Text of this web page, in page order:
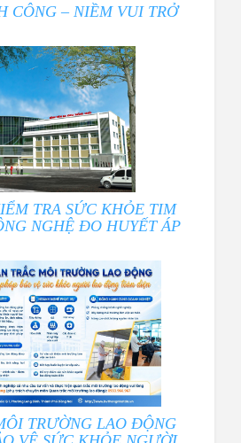
CÔNG – NIỀM VUI TRỞ
TRA SỨC KHỎE TIM
NGHỆ ĐO HUYẾT ÁP
TRƯỜNG LAO ĐỘNG